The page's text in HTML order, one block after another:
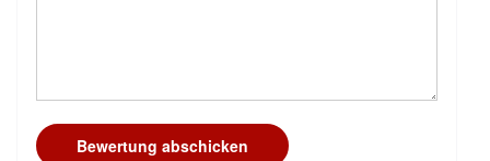
Bewertung abschicken